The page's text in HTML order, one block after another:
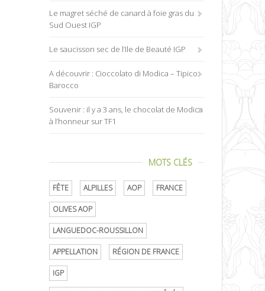
Le magret séché de canard à foie gras du
Sud Ouest IGP
Le saucisson sec de l’Ile de Beauté IGP
A découvrir : Cioccolato di Modica – Tipico
Barocco
Souvenir : il y a 3 ans, le chocolat de Modica
à l’honneur sur TF1
MOTS CLÉS
FÊTE ALPILLES AOP FRANCE
OLIVES AOP
LANGUEDOC-ROUSSILLON
APPELLATION RÉGION DE FRANCE
IGP